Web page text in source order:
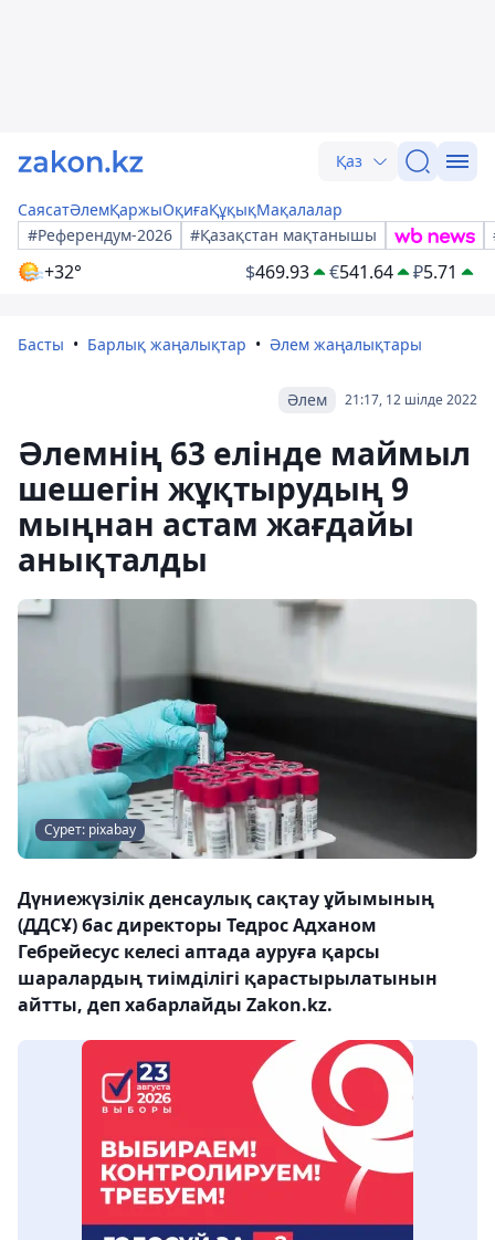
Қаз
СаясатӘлемҚаржыОқиғаҚұқықМақалалар
#Референдум-2026
#Қазақстан мақтанышы
+32° $469.93 €541.64 ₽5.71
Басты Барлық жаңалықтар Әлем жаңалықтары
21:17, 12 шілде 2022
Әлем
Әлемнің 63 елінде маймыл
шешегін жұқтырудың 9
мыңнан астам жағдайы
анықталды
Сурет: pixabay
Дүниежүзілік денсаулық сақтау ұйымының
(ДДСҰ) бас директоры Тедрос Адханом
Гебрейесус келесі аптада ауруға қарсы
шаралардың тиімділігі қарастырылатынын
айтты, деп хабарлайды Zakon.kz.